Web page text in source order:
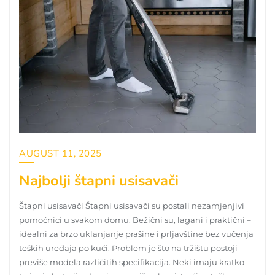
AUGUST 11, 2025
Najbolji štapni usisavači
Štapni usisavači Štapni usisavači su postali nezamjenjivi
pomoćnici u svakom domu. Bežični su, lagani i praktični –
idealni za brzo uklanjanje prašine i prljavštine bez vučenja
teških uređaja po kući. Problem je što na tržištu postoji
previše modela različitih specifikacija. Neki imaju kratko